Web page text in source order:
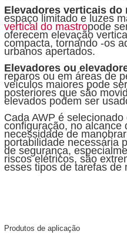
Elevadores verticais do
espaço limitado e luzes
vertical do mastropode
oferecem elevação
compacta, tornando -os
urbanos apertados.
Elevadores ou
reparos ou em áreas de
veículos maiores pode
posteriores que são
elevados podem ser
Cada AWP é
configuração, no alcance
necessidade de
portabilidade necessária
de segurança,
riscos elétricos, são
esses tipos de tarefas de
Produtos de aplicação